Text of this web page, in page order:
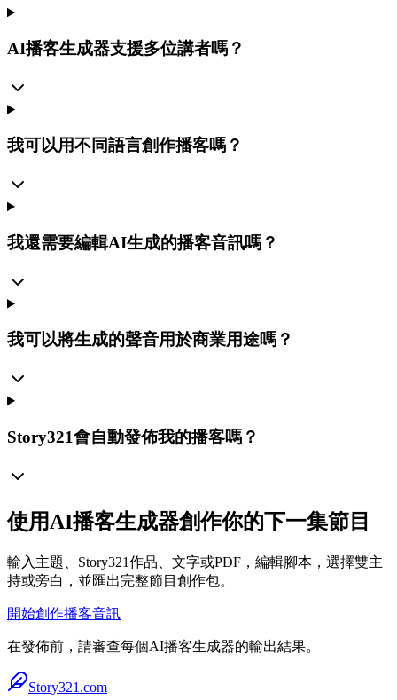
AI播客生成器支援多位講者嗎？
我可以用不同語言創作播客嗎？
我還需要編輯AI生成的播客音訊嗎？
我可以將生成的聲音用於商業用途嗎？
Story321會自動發佈我的播客嗎？
使用AI播客生成器創作你的下一集節目
輸入主題、Story321作品、文字或PDF，編輯腳本，選擇雙主
持或旁白，並匯出完整節目創作包。
開始創作播客音訊
在發佈前，請審查每個AI播客生成器的輸出結果。
Story321.com